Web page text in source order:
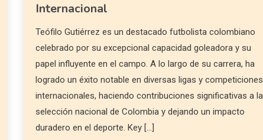
Internacional
Teófilo Gutiérrez es un destacado futbolista colombiano
celebrado por su excepcional capacidad goleadora y su
papel influyente en el campo. A lo largo de su carrera, ha
logrado un éxito notable en diversas ligas y competiciones
internacionales, haciendo contribuciones significativas a la
selección nacional de Colombia y dejando un impacto
duradero en el deporte. Key […]